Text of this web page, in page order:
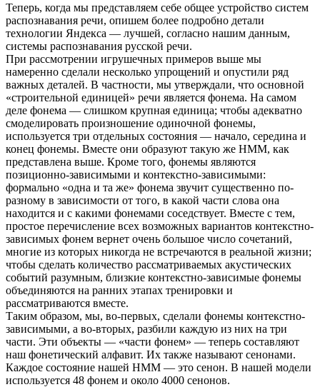
Теперь, когда мы представляем себе общее устройство систем
распознавания речи, опишем более подробно детали
технологии Яндекса — лучшей, согласно нашим данным,
системы распознавания русской речи.
При рассмотрении игрушечных примеров выше мы
намеренно сделали несколько упрощений и опустили ряд
важных деталей. В частности, мы утверждали, что основной
«строительной единицей» речи является фонема. На самом
деле фонема — слишком крупная единица; чтобы адекватно
смоделировать произношение одиночной фонемы,
используется три отдельных состояния — начало, середина и
конец фонемы. Вместе они образуют такую же HMM, как
представлена выше. Кроме того, фонемы являются
позиционно-зависимыми и контекстно-зависимыми:
формально «одна и та же» фонема звучит существенно по-
разному в зависимости от того, в какой части слова она
находится и с какими фонемами соседствует. Вместе с тем,
простое перечисление всех возможных вариантов контекстно-
зависимых фонем вернет очень большое число сочетаний,
многие из которых никогда не встречаются в реальной жизни;
чтобы сделать количество рассматриваемых акустических
событий разумным, близкие контекстно-зависимые фонемы
объединяются на ранних этапах тренировки и
рассматриваются вместе.
Таким образом, мы, во-первых, сделали фонемы контекстно-
зависимыми, а во-вторых, разбили каждую из них на три
части. Эти объекты — «части фонем» — теперь составляют
наш фонетический алфавит. Их также называют сенонами.
Каждое состояние нашей HMM — это сенон. В нашей модели
используется 48 фонем и около 4000 сенонов.